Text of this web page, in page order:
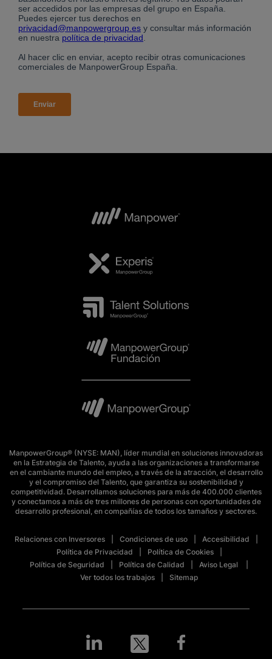
ManpowerGroup® (NYSE: MAN), líder mundial en soluciones innovadoras
en la Estrategia de Talento, ayuda a las organizaciones a transformarse
en el cambiante mundo del empleo, a través de la atracción, el desarrollo
y el compromiso del Talento, que garantiza su sostenibilidad y
competitividad. Desarrollamos soluciones para más de 400.000 clientes
y conectamos a más de tres millones de personas con oportunidades de
desarrollo profesional, en compañías de todos los tamaños y sectores.
Relaciones con Inversores Condiciones de uso
Accesibilidad
Política de Privacidad
Política de Cookies
Política de Seguridad
Política de Calidad
Aviso Legal
Ver todos los trabajos
Sitemap